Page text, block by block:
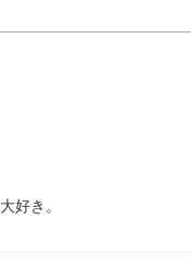
好き。